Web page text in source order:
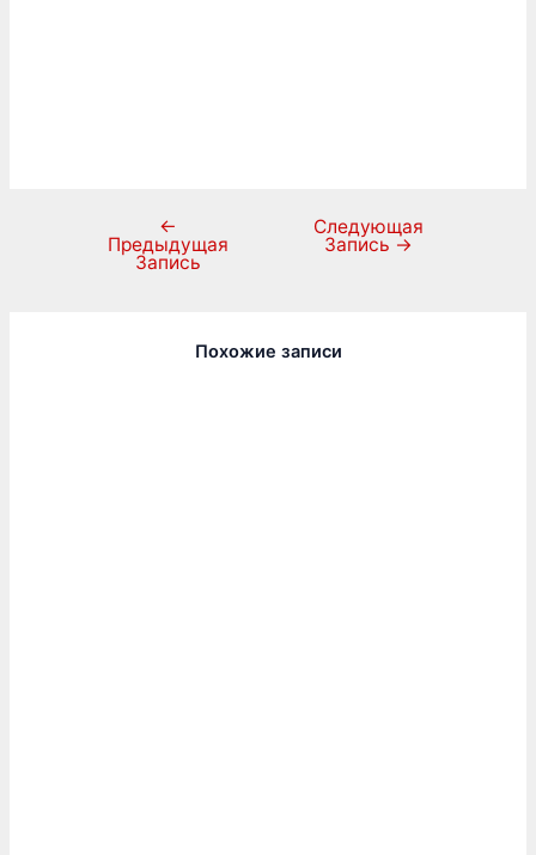
←
Предыдущая
Запись
Следующая
Запись →
Похожие записи